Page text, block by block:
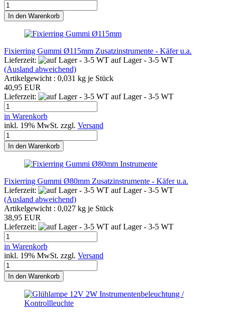
In den Warenkorb
Fixierring Gummi Ø115mm Zusatzinstrumente - Käfer u.a.
Lieferzeit:
auf Lager - 3-5 WT
(Ausland abweichend)
Artikelgewicht : 0,031 kg je Stück
40,95 EUR
Lieferzeit:
auf Lager - 3-5 WT
in Warenkorb
inkl. 19% MwSt. zzgl. Versand
In den Warenkorb
Fixierring Gummi Ø80mm Zusatzinstrumente - Käfer u.a.
Lieferzeit:
auf Lager - 3-5 WT
(Ausland abweichend)
Artikelgewicht : 0,027 kg je Stück
38,95 EUR
Lieferzeit:
auf Lager - 3-5 WT
in Warenkorb
inkl. 19% MwSt. zzgl. Versand
In den Warenkorb